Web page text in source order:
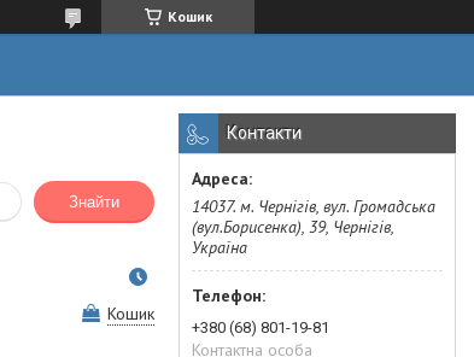
Кошик
Знайти
Кошик
Контакти
14037. м. Чернігів, вул. Громадська
(вул.Борисенка), 39, Чернігів,
Україна
+380 (68) 801-19-81
Контактна особа